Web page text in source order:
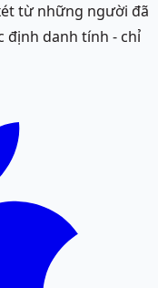
từ những người đã
định danh tính - chỉ